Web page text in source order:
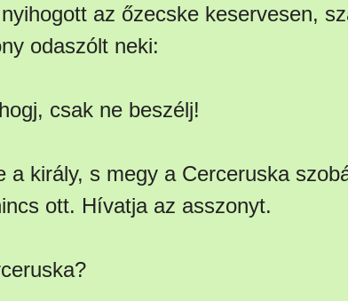
az őzecske keservesen,
odaszólt neki:
csak ne beszélj!
a király, s megy a Cerceruska
ott. Hívatja az asszonyt.